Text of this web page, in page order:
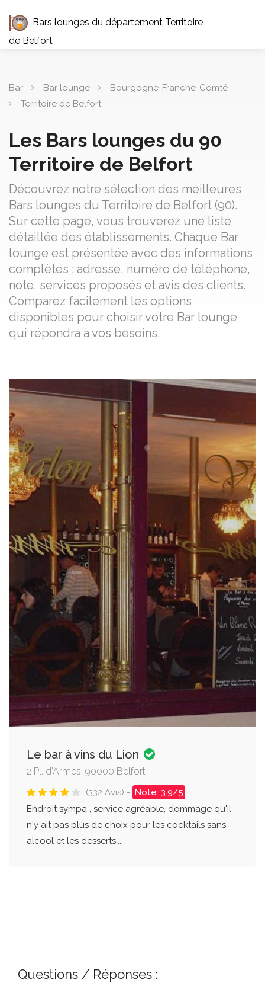
Bars lounges du département Territoire
de Belfort
Bar Bar lounge
Bourgogne-Franche-Comté
Territoire de Belfort
Les Bars lounges du 90
Territoire de Belfort
Découvrez notre sélection des meilleures
Bars lounges du Territoire de Belfort (90).
Sur cette page, vous trouverez une liste
détaillée des établissements. Chaque Bar
lounge est présentée avec des informations
complètes : adresse, numéro de téléphone,
note, services proposés et avis des clients.
Comparez facilement les options
disponibles pour choisir votre Bar lounge
qui répondra à vos besoins.
Le bar à vins du Lion
2 Pl. d'Armes, 90000 Belfort
(332 Avis) - Note: 3.9/5
Endroit sympa , service agréable, dommage qu'il
n'y ait pas plus de choix pour les cocktails sans
alcool et les desserts....
Questions / Réponses :